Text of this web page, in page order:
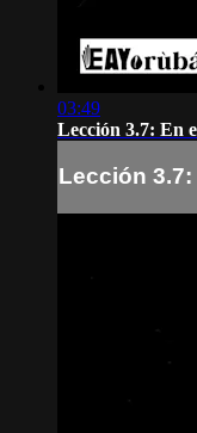
03:49
Lección 3.7: En
Lección